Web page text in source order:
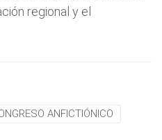
regional y el
ANFICTIÓNICO